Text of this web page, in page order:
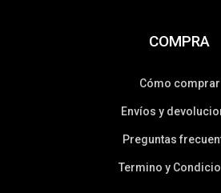
COMPRA
Cómo comprar
Envíos y
Preguntas
Termino y